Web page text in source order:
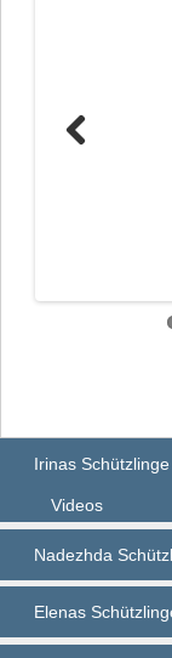
Irinas Schützlinge
Videos
Nadezhda
Elenas